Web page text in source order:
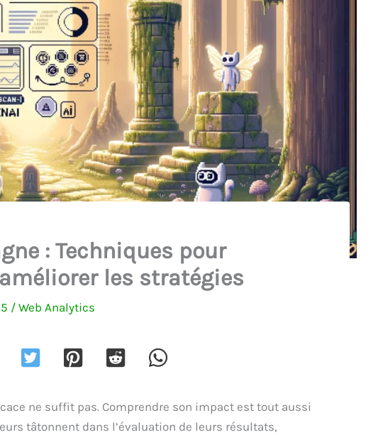
: Techniques pour
les stratégies
/ Web Analytics
ne suffit pas. Comprendre son impact est tout aussi
tâtonnent dans l’évaluation de leurs résultats,